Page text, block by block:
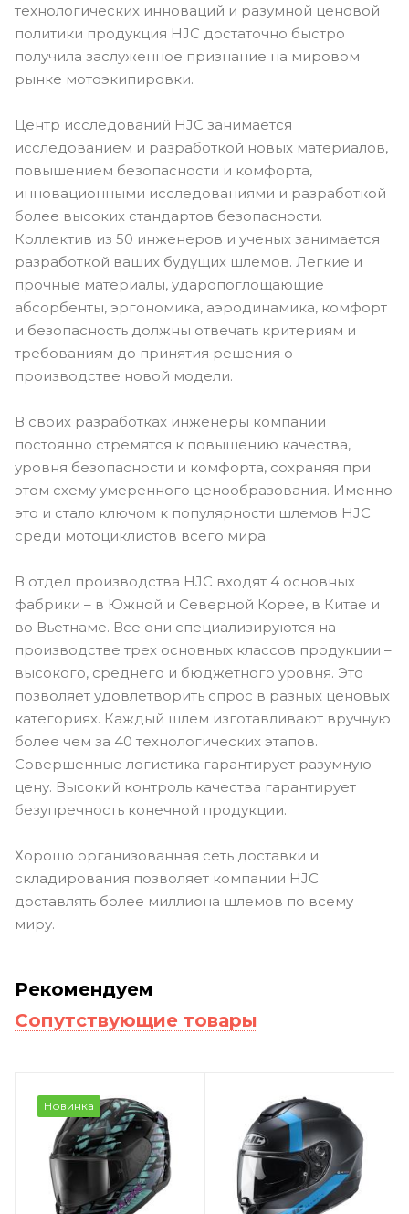
технологических инноваций и разумной ценовой
политики продукция HJC достаточно быстро
получила заслуженное признание на мировом
рынке мотоэкипировки.
Центр исследований HJC занимается
исследованием и разработкой новых материалов,
повышением безопасности и комфорта,
инновационными исследованиями и разработкой
более высоких стандартов безопасности.
Коллектив из 50 инженеров и ученых занимается
разработкой ваших будущих шлемов. Легкие и
прочные материалы, ударопоглощающие
абсорбенты, эргономика, аэродинамика, комфорт
и безопасность должны отвечать критериям и
требованиям до принятия решения о
производстве новой модели.
В своих разработках инженеры компании
постоянно стремятся к повышению качества,
уровня безопасности и комфорта, сохраняя при
этом схему умеренного ценообразования. Именно
это и стало ключом к популярности шлемов HJC
среди мотоциклистов всего мира.
В отдел производства HJC входят 4 основных
фабрики – в Южной и Северной Корее, в Китае и
во Вьетнаме. Все они специализируются на
производстве трех основных классов продукции –
высокого, среднего и бюджетного уровня. Это
позволяет удовлетворить спрос в разных ценовых
категориях. Каждый шлем изготавливают вручную
более чем за 40 технологических этапов.
Совершенные логистика гарантирует разумную
цену. Высокий контроль качества гарантирует
безупречность конечной продукции.
Хорошо организованная сеть доставки и
складирования позволяет компании HJC
доставлять более миллиона шлемов по всему
миру.
Рекомендуем
Сопутствующие товары
Новинка